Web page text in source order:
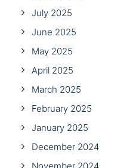
July 2025
June 2025
May 2025
April 2025
March 2025
February 2025
January 2025
December 2024